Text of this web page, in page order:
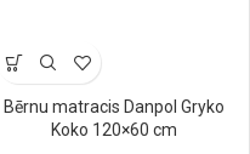
Bērnu matracis Danpol Gryko
Koko 120×60 cm